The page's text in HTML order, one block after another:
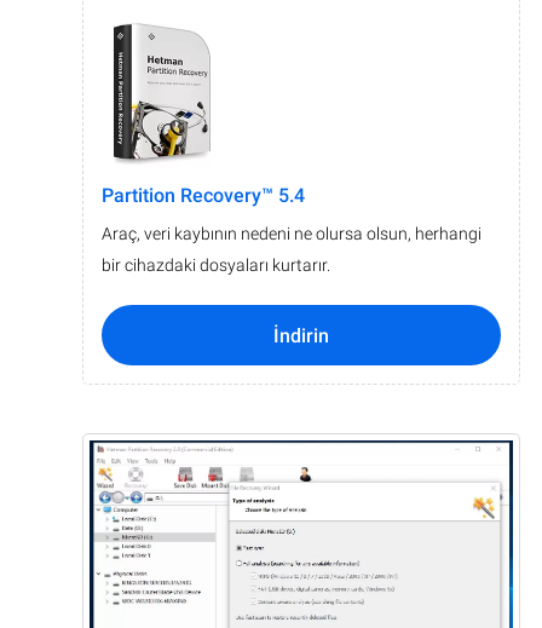
Partition Recovery™ 5.4
Araç, veri kaybının nedeni ne olursa olsun, herhangi
bir cihazdaki dosyaları kurtarır.
İndirin